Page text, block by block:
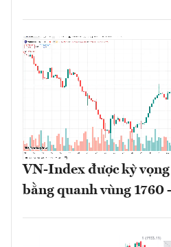
VN-Index được kỳ
bằng quanh vùng 1760